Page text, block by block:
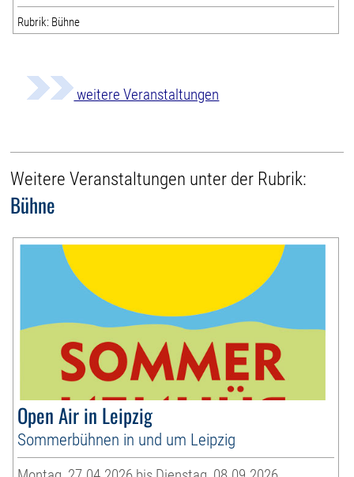
Rubrik: Bühne
weitere Veranstaltungen
Weitere Veranstaltungen unter der Rubrik:
Bühne
Open Air in Leipzig
Sommerbühnen in und um Leipzig